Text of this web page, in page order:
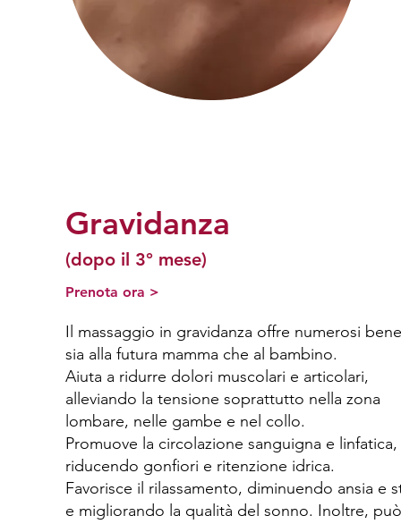
Gravidanza
(dopo il 3° mese)
Prenota ora >
Il massaggio in gravidanza offre numerosi
sia alla futura mamma che al bambino.
Aiuta a ridurre dolori muscolari e articolari,
alleviando la tensione soprattutto nella zona
lombare, nelle gambe e nel collo.
Promuove la circolazione sanguigna e linfatica,
riducendo gonfiori e ritenzione idrica.
Favorisce il rilassamento, diminuendo ansia e
e migliorando la qualità del sonno. Inoltre, può